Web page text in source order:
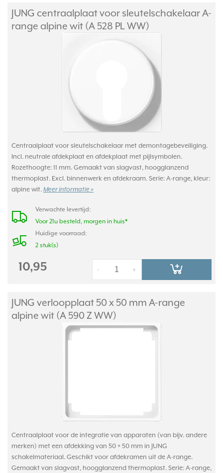
JUNG centraalplaat voor sleutelschakelaar A-
range alpine wit (A 528 PL WW)
Centraalplaat voor sleutelschakelaar met demontagebeveiliging.
Incl. neutrale afdekplaat en afdekplaat met pijlsymbolen.
Rozethoogte: 11 mm. Gemaakt van slagvast, hoogglanzend
thermoplast. Excl. binnenwerk en afdekraam. Serie: A-range, kleur:
alpine wit. Meer informatie »
Verwachte levertijd:
Voor 21u besteld, morgen in huis*
Huidige voorraad:
2 stuk(s)
10,95 +
-
JUNG verloopplaat 50 x 50 mm A-range
alpine wit (A 590 Z WW)
Centraalplaat voor de integratie van apparaten (van bijv. andere
merken) met een afdekking van 50 × 50 mm in JUNG
schakelmateriaal. Geschikt voor afdekramen uit de A-range.
Gemaakt van slagvast, hoogglanzend thermoplast. Serie: A-range,